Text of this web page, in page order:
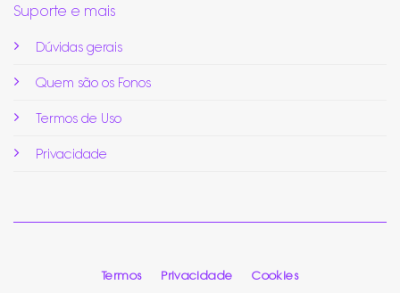
Suporte e mais
Dúvidas gerais
Quem são os Fonos
Termos de Uso
Privacidade
Termos Privacidade Cookies